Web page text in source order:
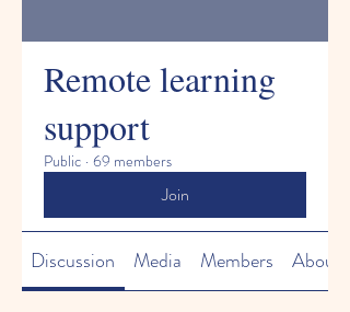
Remote learning
support
Public · 69 members
Join
Discussion Media Members About